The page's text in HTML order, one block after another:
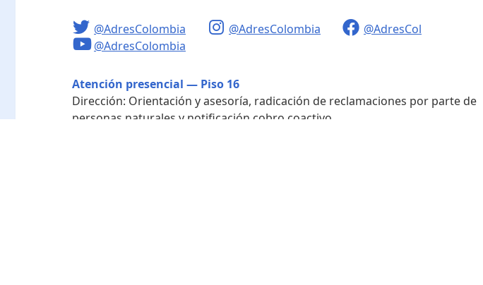
@AdresColombia @AdresColombia
@AdresCol
@AdresColombia
Atención presencial — Piso 16
Dirección: Orientación y asesoría, radicación de reclamaciones por parte de
personas naturales y notificación cobro coactivo.